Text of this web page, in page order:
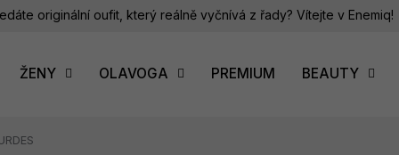
originální oufit, který reálně vyčnívá z řady? Vítejte v Enemiq!
ŽENY OLAVOGA PREMIUM BEAUTY